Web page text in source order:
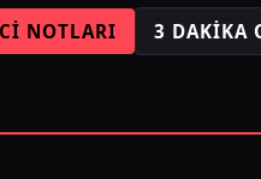
NOTLARI 3 DAKIKA